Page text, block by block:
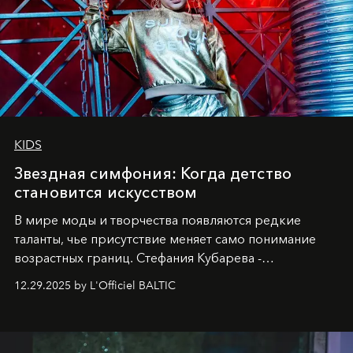
KIDS
Звездная симфония: Когда детство
становится искусством
В мире моды и творчества появляются редкие
таланты, чье присутствие меняет само понимание
возрастных границ. Стефания Кубарева -
харизмы, чье имя уже украшает обложки
2025
и LUXIA June 2025, представляет собой
12.29.2025 by L'Officiel BALTIC